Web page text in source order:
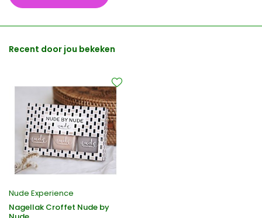
Recent door jou bekeken
Nude Experience
Nagellak Croffet Nude by